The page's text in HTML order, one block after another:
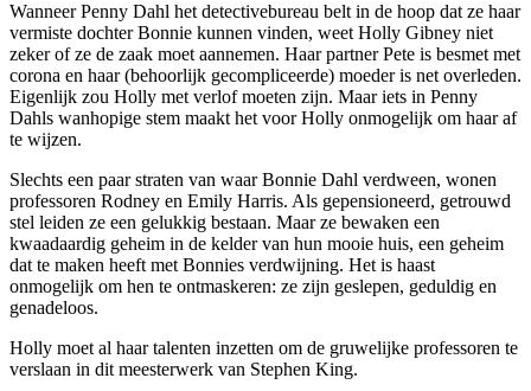
Wanneer Penny Dahl het detectivebureau belt in de hoop dat ze haar
vermiste dochter Bonnie kunnen vinden, weet Holly Gibney niet
zeker of ze de zaak moet aannemen. Haar partner Pete is besmet met
corona en haar (behoorlijk gecompliceerde) moeder is net overleden.
Eigenlijk zou Holly met verlof moeten zijn. Maar iets in Penny
Dahls wanhopige stem maakt het voor Holly onmogelijk om haar af
te wijzen.
Slechts een paar straten van waar Bonnie Dahl verdween, wonen
professoren Rodney en Emily Harris. Als gepensioneerd, getrouwd
stel leiden ze een gelukkig bestaan. Maar ze bewaken een
kwaadaardig geheim in de kelder van hun mooie huis, een geheim
dat te maken heeft met Bonnies verdwijning. Het is haast
onmogelijk om hen te ontmaskeren: ze zijn geslepen, geduldig en
genadeloos.
Holly moet al haar talenten inzetten om de gruwelijke professoren te
verslaan in dit meesterwerk van Stephen King.